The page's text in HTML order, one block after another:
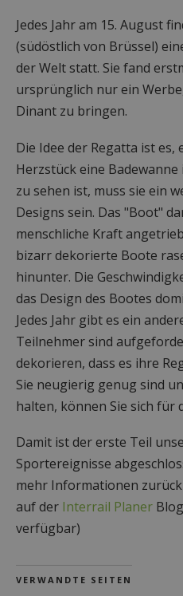
Jedes Jahr am 15. August
(südöstlich von Brüssel)
der Welt statt. Sie fand
ursprünglich nur ein
Dinant zu bringen.
Die Idee der Regatta ist es,
Herzstück eine
zu sehen ist, muss sie ein
Designs sein. Das "Boot"
menschliche Kraft
bizarr dekorierte Boote
hinunter. Die
das Design des Bootes
Jedes Jahr gibt es ein
Teilnehmer sind
dekorieren, dass es ihre
Sie neugierig genug sind
halten, können Sie sich für
Damit ist der erste Teil
Sportereignisse
mehr Informationen
auf der Interrail Planer
verfügbar)
VERWANDTE SEITEN